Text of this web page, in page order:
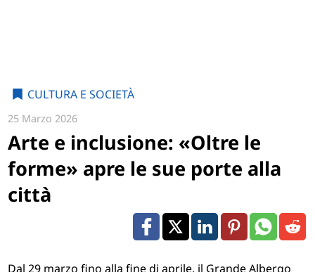
CULTURA E SOCIETÀ
25 Marzo 2026
Arte e inclusione: «Oltre le
forme» apre le sue porte alla
città
Dal 29 marzo fino alla fine di aprile, il Grande Albergo